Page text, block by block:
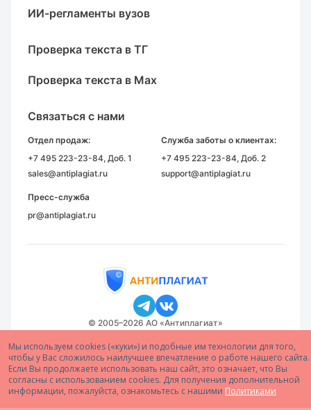
Мы используем cookies («куки») и подобные им технологии для того,
чтобы у Вас сложилось наилучшее впечатление о работе нашего сайта.
Если Вы продолжаете использовать наш сайт, это означает, что Вы
согласны с использованием cookies. Для получения дополнительной
информации, пожалуйста, ознакомьтесь с нашими Политиками
ИИ-регламенты вузов
Проверка текста в ТГ
Проверка текста в Max
Связаться с нами
Отдел продаж:
+7 495 223-23-84, Доб. 1
sales@antiplagiat.ru
Служба заботы о клиентах:
+7 495 223-23-84, Доб. 2
support@antiplagiat.ru
Пресс-служба
pr@antiplagiat.ru
© 2005–2026 АО «Антиплагиат»